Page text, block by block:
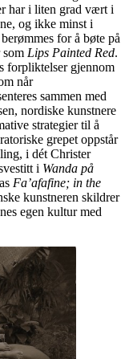
har i liten grad vært i
og ikke minst i
for å bøte på
som Lips Painted Red.
forpliktelser gjennom
når
sammen med
nordiske kunstnere
strategier til å
grepet oppstår
i dét Christer
i Wanda på
Fa’afafine; in the
kunstneren skildrer
egen kultur med